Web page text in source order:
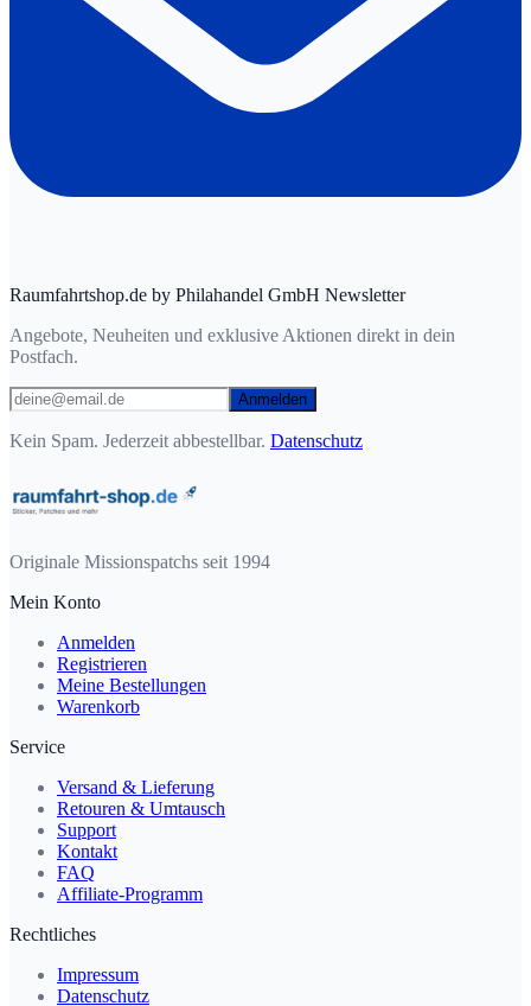
Raumfahrtshop.de by Philahandel GmbH Newsletter
Angebote, Neuheiten und exklusive Aktionen direkt in dein
Postfach.
Anmelden
Kein Spam. Jederzeit abbestellbar. Datenschutz
Originale Missionspatchs seit 1994
Mein Konto
Anmelden
Registrieren
Meine Bestellungen
Warenkorb
Service
Versand & Lieferung
Retouren & Umtausch
Support
Kontakt
FAQ
Affiliate-Programm
Rechtliches
Impressum
Datenschutz